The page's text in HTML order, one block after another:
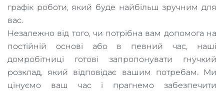
графік роботи, який буде найбільш зручним для
вас.
Незалежно від того, чи потрібна вам допомога на
постійній основі або в певний час, наші
домробітниці готові запропонувати гнучкий
розклад, який відповідає вашим потребам. Ми
цінуємо ваш час і прагнемо забезпечити